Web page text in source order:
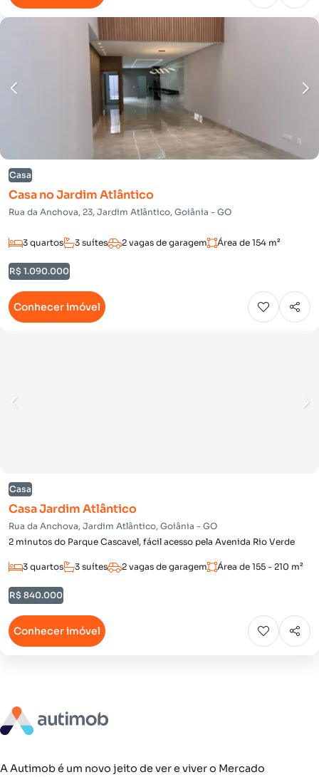
Casa
Casa no Jardim Atlântico
Rua da Anchova, 23, Jardim Atlântico, Goiânia - GO
3 quartos 3 suítes 2 vagas de garagem Área de 154 m²
R$ 1.090.000
Conhecer imóvel
Casa
Casa Jardim Atlântico
Rua da Anchova, Jardim Atlântico, Goiânia - GO
2 minutos do Parque Cascavel, fácil acesso pela Avenida Rio Verde
3 quartos 3 suítes 2 vagas de garagem Área de 155 - 210 m²
R$ 840.000
Conhecer imóvel
A Autimob é um novo jeito de ver e viver o Mercado